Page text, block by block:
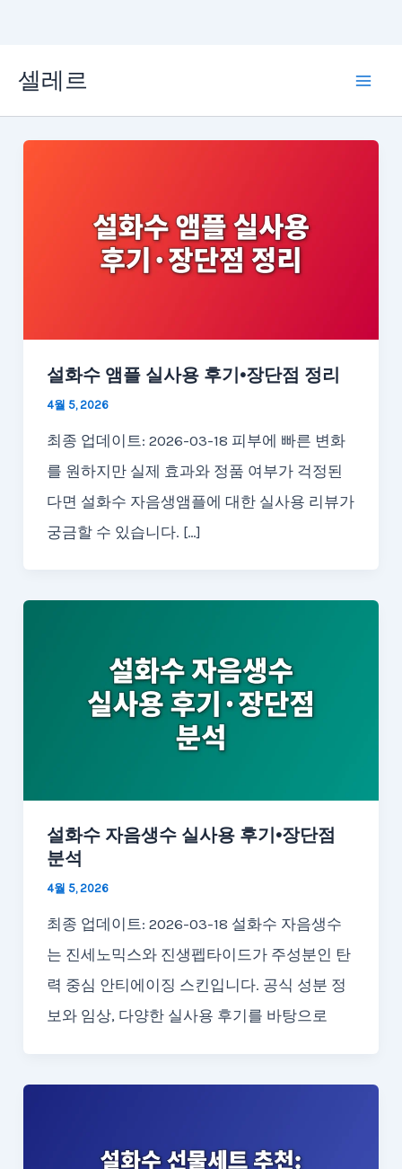
츠
셀레르
설화수 앰플 실사용 후기·장단점 정리
4월 5, 2026
최종 업데이트: 2026-03-18 피부에 빠른 변화
를 원하지만 실제 효과와 정품 여부가 걱정된
다면 설화수 자음생앰플에 대한 실사용 리뷰가
궁금할 수 있습니다. […]
설화수 자음생수 실사용 후기·장단점
분석
4월 5, 2026
최종 업데이트: 2026-03-18 설화수 자음생수
는 진세노믹스와 진생펩타이드가 주성분인 탄
력 중심 안티에이징 스킨입니다. 공식 성분 정
보와 임상, 다양한 실사용 후기를 바탕으로